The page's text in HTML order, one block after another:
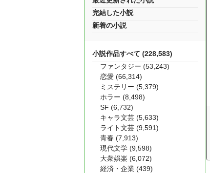
完結した小説
新着の小説
小説作品すべて (228,583)
ファンタジー (53,243)
恋愛 (66,314)
ミステリー (5,379)
ホラー (8,498)
SF (6,732)
キャラ文芸 (5,633)
ライト文芸 (9,591)
青春 (7,913)
現代文学 (9,598)
大衆娯楽 (6,072)
経済・企業 (439)